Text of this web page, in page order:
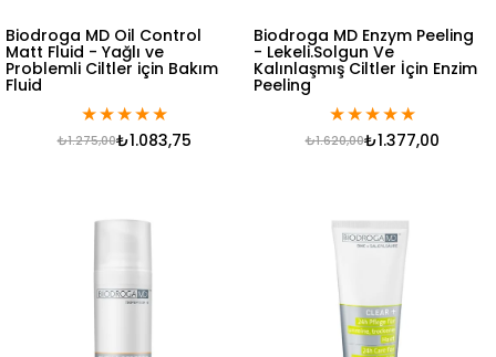
Biodroga MD Oil Control
Matt Fluid - Yağlı ve
Problemli Ciltler için Bakım
Fluid
★★★★★
₺1.083,75
₺1.275,00
Biodroga MD Enzym Peeling
- Lekeli.Solgun Ve
Kalınlaşmış Ciltler İçin Enzim
Peeling
★★★★★
₺1.377,00
₺1.620,00